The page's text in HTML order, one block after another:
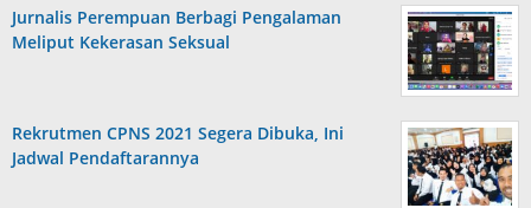
Jurnalis Perempuan Berbagi Pengalaman
Meliput Kekerasan Seksual
Rekrutmen CPNS 2021 Segera Dibuka, Ini
Jadwal Pendaftarannya